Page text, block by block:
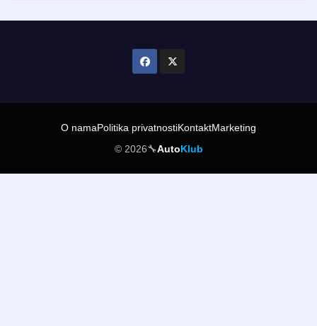
O namaPolitika privatnostiKontaktMarketing
© 2026🔧AutoKlub